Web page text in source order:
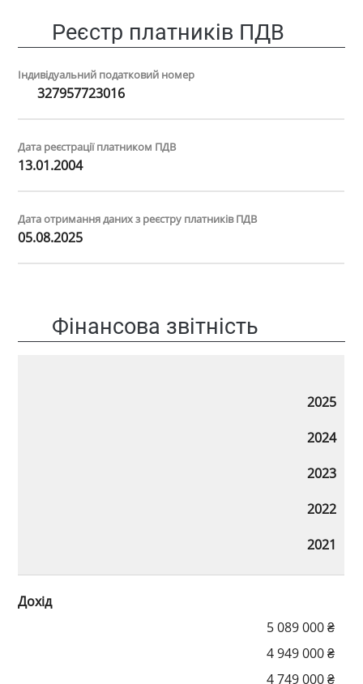
Реєстр платників ПДВ
Індивідуальний податковий номер
327957723016
Дата реєстрації платником ПДВ
13.01.2004
Дата отримання даних з реєстру платників ПДВ
05.08.2025
Фінансова звітність
2025
2024
2023
2022
2021
Дохід
5 089 000 ₴
4 949 000 ₴
4 749 000 ₴